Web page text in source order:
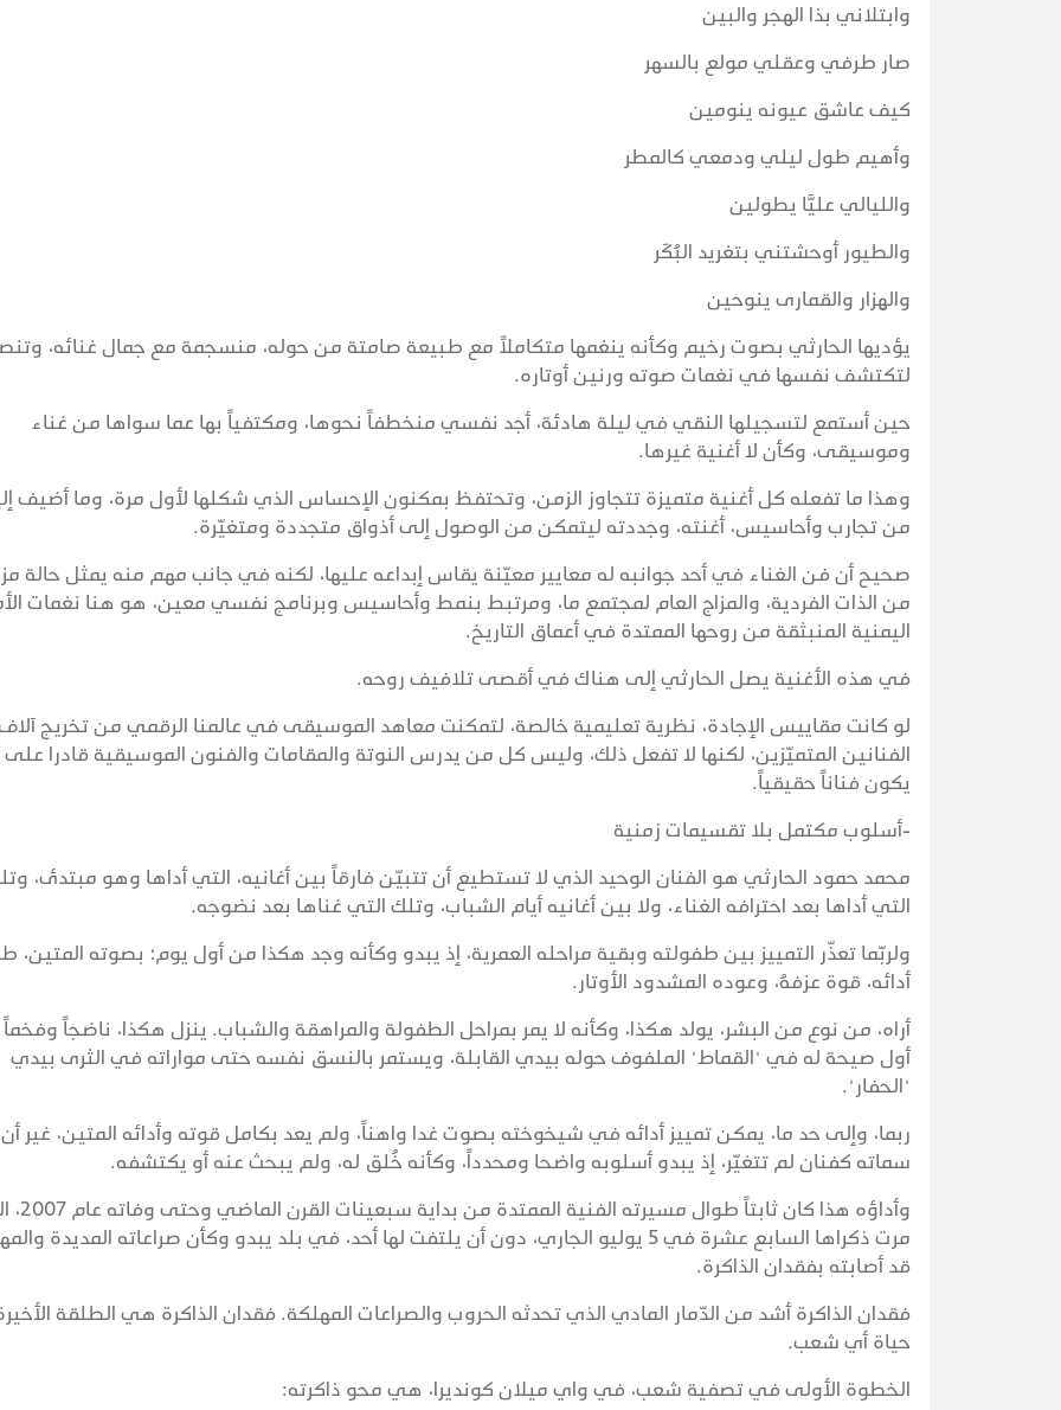
وابتلاني بذا الهجر والبين
صار طرفي وعقلي مولع بالسهر
كيف عاشق عيونه ينومين
وأهيم طول ليلي ودمعي كالمطر
والليالي عليَّا يطولين
والطيور أوحشتني بتغريد البُكَر
والهِزار والقمارى ينوحين
يؤديها الحارثي بصوت رخيم وكأنه ينغمها متكاملاً مع طبيعة صامتة من حوله، منسجمة مع جمال غنائه،
لتكتشف نفسها في نغمات صوته ورنين أوتاره.
حين أستمع لتسجيلها النقي في ليلة هادئة، أجد نفسي منخطفاً نحوها، ومكتفياً بها عما سواها من غناء
وموسيقى، وكأن لا أغنية غيرها.
وهذا ما تفعله كل أغنية متميزة تتجاوز الزمن، وتحتفظ بمكنون الإحساس الذي شكلها لأول مرة، وما أضيف
من تجارب وأحاسيس، أغنته، وجددته ليتمكن من الوصول إلى أذواق متجددة ومتغيّرة.
صحيح أن فن الغناء في أحد جوانبه له معايير معيّنة يقاس إبداعه عليها، لكنه في جانب مهم منه يمثل حالة
من الذات الفردية، والمزاج العام لمجتمع ما، ومرتبط بنمط وأحاسيس وبرنامج نفسي معين، هو هنا نغمات
اليمنية المنبثقة من روحها الممتدة في أعماق التاريخ.
في هذه الأغنية يصل الحارثي إلى هناك في أقصى تلافيف روحه.
لو كانت مقاييس الإجادة، نظرية تعليمية خالصة، لتمكنت معاهد الموسيقى في عالمنا الرقمي من تخريج
الفنانين المتميّزين، لكنها لا تفعل ذلك، وليس كل من يدرس النوتة والمقامات والفنون الموسيقية قادرا على
يكون فناناً حقيقياً.
-أسلوب مكتمل بلا تقسيمات زمنية
محمد حمود الحارثي هو الفنان الوحيد الذي لا تستطيع أن تتبيّن فارقاً بين أغانيه، التي أداها وهو مبتدئ،
التي أداها بعد احترافه الغناء، ولا بين أغانيه أيام الشباب، وتلك التي غناها بعد نضوجه.
ولربّما تعذّر التمييز بين طفولته وبقية مراحله العمرية، إذ يبدو وكأنه وجد هكذا من أول يوم؛ بصوته المتين،
أدائه، قوة عزفهُ، وعوده المشدود الأوتار.
أراه، من نوع من البشر، يولد هكذا، وكأنه لا يمر بمراحل الطفولة والمراهقة والشباب. ينزل هكذا، ناضجاً
أول صيحة له في "القماط" الملفوف حوله بيدي القابلة، ويستمر بالنسق نفسه حتى مواراته في الثرى بيدي
"الحفار".
ربما، وإلى حد ما، يمكن تمييز أدائه في شيخوخته بصوت غدا واهناً، ولم يعد بكامل قوته وأدائه المتين، غير أن
سماته كفنان لم تتغيّر، إذ يبدو أسلوبه واضحا ومحدداً، وكأنه خُلق له، ولم يبحث عنه أو يكتشفه.
وأداؤه هذا كان ثابتاً طوال
مرت ذكراها السابع عشرة في 5 يوليو الجاري، دون أن يلتفت لها أحد، في بلد يبدو وكأن صراعاته المديدة
قد أصابته بفقدان الذاكرة.
فقدان الذاكرة أشد من الدّمار المادي الذي تحدثه الحروب والصراعات المهلكة. فقدان الذاكرة هي الطلقة
حياة أي شعب.
الخطوة الأولى في تصفية شعب، في واي ميلان كونديرا، هي محو ذاكرته: